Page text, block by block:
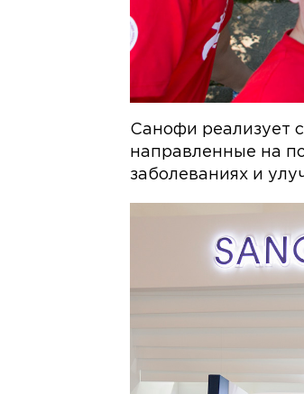
Санофи реализует
направленные на
заболеваниях и